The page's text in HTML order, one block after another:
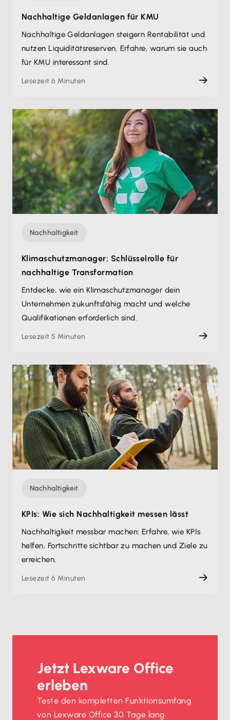
Nachhaltige Geldanlagen für KMU
Nachhaltige Geldanlagen steigern Rentabilität und
nutzen Liquiditätsreserven. Erfahre, warum sie auch
für KMU interessant sind.
Lesezeit 6 Minuten
Nachhaltigkeit
Klimaschutzmanager: Schlüsselrolle für
nachhaltige Transformation
Entdecke, wie ein Klimaschutzmanager dein
Unternehmen zukunftsfähig macht und welche
Qualifikationen erforderlich sind.
Lesezeit 5 Minuten
Nachhaltigkeit
KPIs: Wie sich Nachhaltigkeit messen lässt
Nachhaltigkeit messbar machen: Erfahre, wie KPIs
helfen, Fortschritte sichtbar zu machen und Ziele zu
erreichen.
Lesezeit 6 Minuten
Jetzt Lexware Office
erleben
Teste den kompletten Funktionsumfang
von Lexware Office 30 Tage lang